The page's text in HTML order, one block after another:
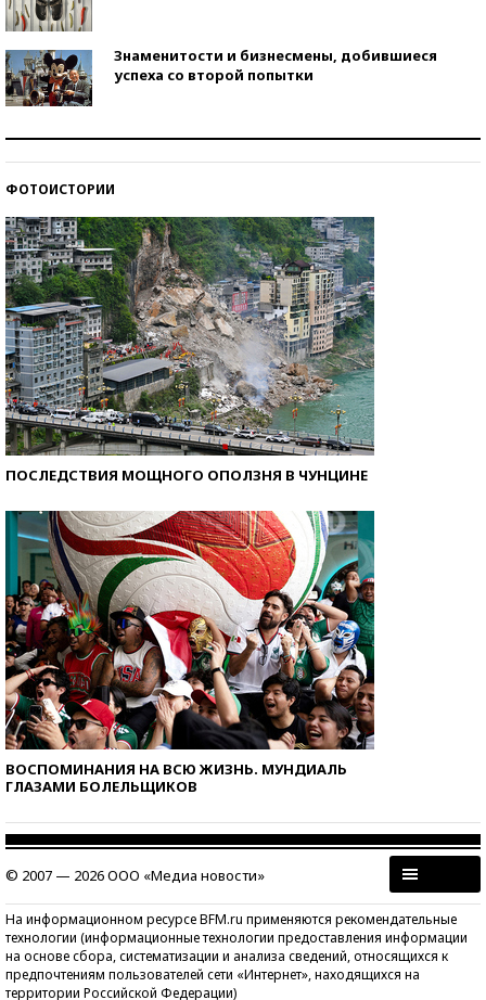
Знаменитости и бизнесмены, добившиеся
успеха со второй попытки
ФОТОИСТОРИИ
ПОСЛЕДСТВИЯ МОЩНОГО ОПОЛЗНЯ В ЧУНЦИНЕ
ВОСПОМИНАНИЯ НА ВСЮ ЖИЗНЬ. МУНДИАЛЬ
ГЛАЗАМИ БОЛЕЛЬЩИКОВ
© 2007 — 2026 ООО «Медиа новости»
На информационном ресурсе BFM.ru применяются рекомендательные
технологии (информационные технологии предоставления информации
на основе сбора, систематизации и анализа сведений, относящихся к
предпочтениям пользователей сети «Интернет», находящихся на
территории Российской Федерации)